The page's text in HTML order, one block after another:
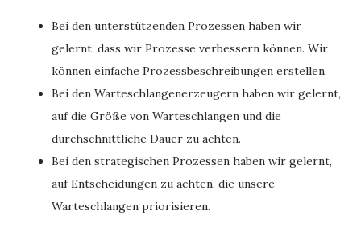
Bei den unterstützenden Prozessen haben wir
gelernt, dass wir Prozesse verbessern können. Wir
können einfache Prozessbeschreibungen erstellen.
Bei den Warteschlangenerzeugern haben wir gelernt,
auf die Größe von Warteschlangen und die
durchschnittliche Dauer zu achten.
Bei den strategischen Prozessen haben wir gelernt,
auf Entscheidungen zu achten, die unsere
Warteschlangen priorisieren.